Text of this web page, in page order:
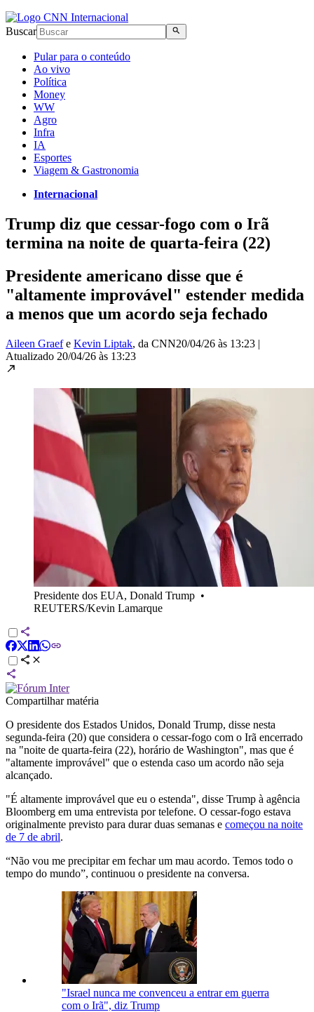
Buscar
Pular para o conteúdo
Ao vivo
Política
Money
WW
Agro
Infra
IA
Esportes
Viagem & Gastronomia
Internacional
Trump diz que cessar-fogo com o Irã
termina na noite de quarta-feira (22)
Presidente americano disse que é
"altamente improvável" estender medida
a menos que um acordo seja fechado
Aileen Graefe Kevin Liptak, da CNN20/04/26 às 13:23 |
Atualizado 20/04/26 às 13:23
Presidente dos EUA, Donald Trump •
REUTERS/Kevin Lamarque
Compartilhar matéria
O presidente dos Estados Unidos, Donald Trump, disse nesta
segunda-feira (20) que considera o cessar-fogo com o Irã encerrado
na "noite de quarta-feira (22), horário de Washington", mas que é
"altamente improvável" que o estenda caso um acordo não seja
alcançado.
"É altamente improvável que eu o estenda", disse Trump à agência
Bloomberg em uma entrevista por telefone. O cessar-fogo estava
originalmente previsto para durar duas semanas e começou na noite
de 7 de abril.
“Não vou me precipitar em fechar um mau acordo. Temos todo o
tempo do mundo”, continuou o presidente na conversa.
"Israel nunca me convenceu a entrar em guerra
com o Irã", diz Trump